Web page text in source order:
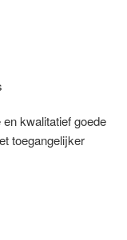
kwalitatief goede
toegangelijker